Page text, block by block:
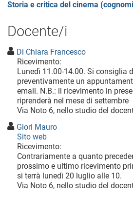
Storia e critica del cinema
Docente/i
Di Chiara Francesco
Ricevimento:
Lunedì 11.00-14.00. Si consiglia
preventivamente un
email. N.B.: il ricevimento in
riprenderà nel mese di settembre
Via Noto 6, nello studio del
Giori Mauro
Sito web
Ricevimento:
Contrariamente a quanto
prossimo e ultimo ricevimento
si terrà lunedì 20 luglio alle 10.
Via Noto 6, nello studio del